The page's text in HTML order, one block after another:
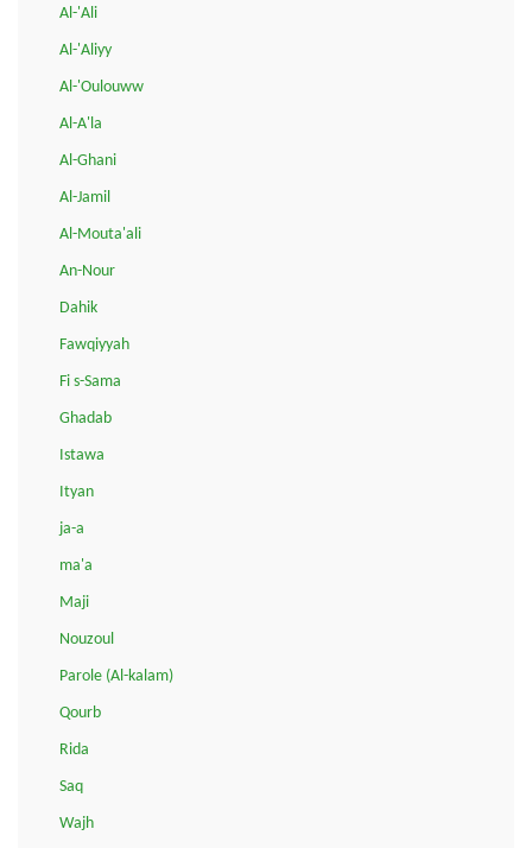
Al-'Ali
Al-'Aliyy
Al-'Oulouww
Al-A'la
Al-Ghani
Al-Jamil
Al-Mouta'ali
An-Nour
Dahik
Fawqiyyah
Fi s-Sama
Ghadab
Istawa
Ityan
ja-a
ma'a
Maji
Nouzoul
Parole (Al-kalam)
Qourb
Rida
Saq
Wajh